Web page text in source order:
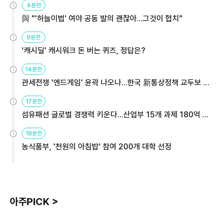
4분전
與 "'하늘이법' 여야 공동 발의 괜찮아…그것이 협치"
9분전
'캐시딜' 캐시워크 돈 버는 퀴즈, 정답은?
14분전
관세전쟁 '엔드게임' 윤곽 나오나…한국 新통상정책 교두보 활
용해야
17분전
섬유패션 글로벌 경쟁력 키운다…산업부 15개 과제 180억 지
원
18분전
농식품부, '천원의 아침밥' 참여 200개 대학 선정
아주PICK >